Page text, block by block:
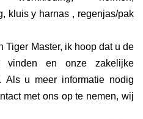
kluis y harnas , regenjas/pak
Tiger Master, ik hoop dat u de
vinden en onze zakelijke
Als u meer informatie nodig
met ons op te nemen, wij